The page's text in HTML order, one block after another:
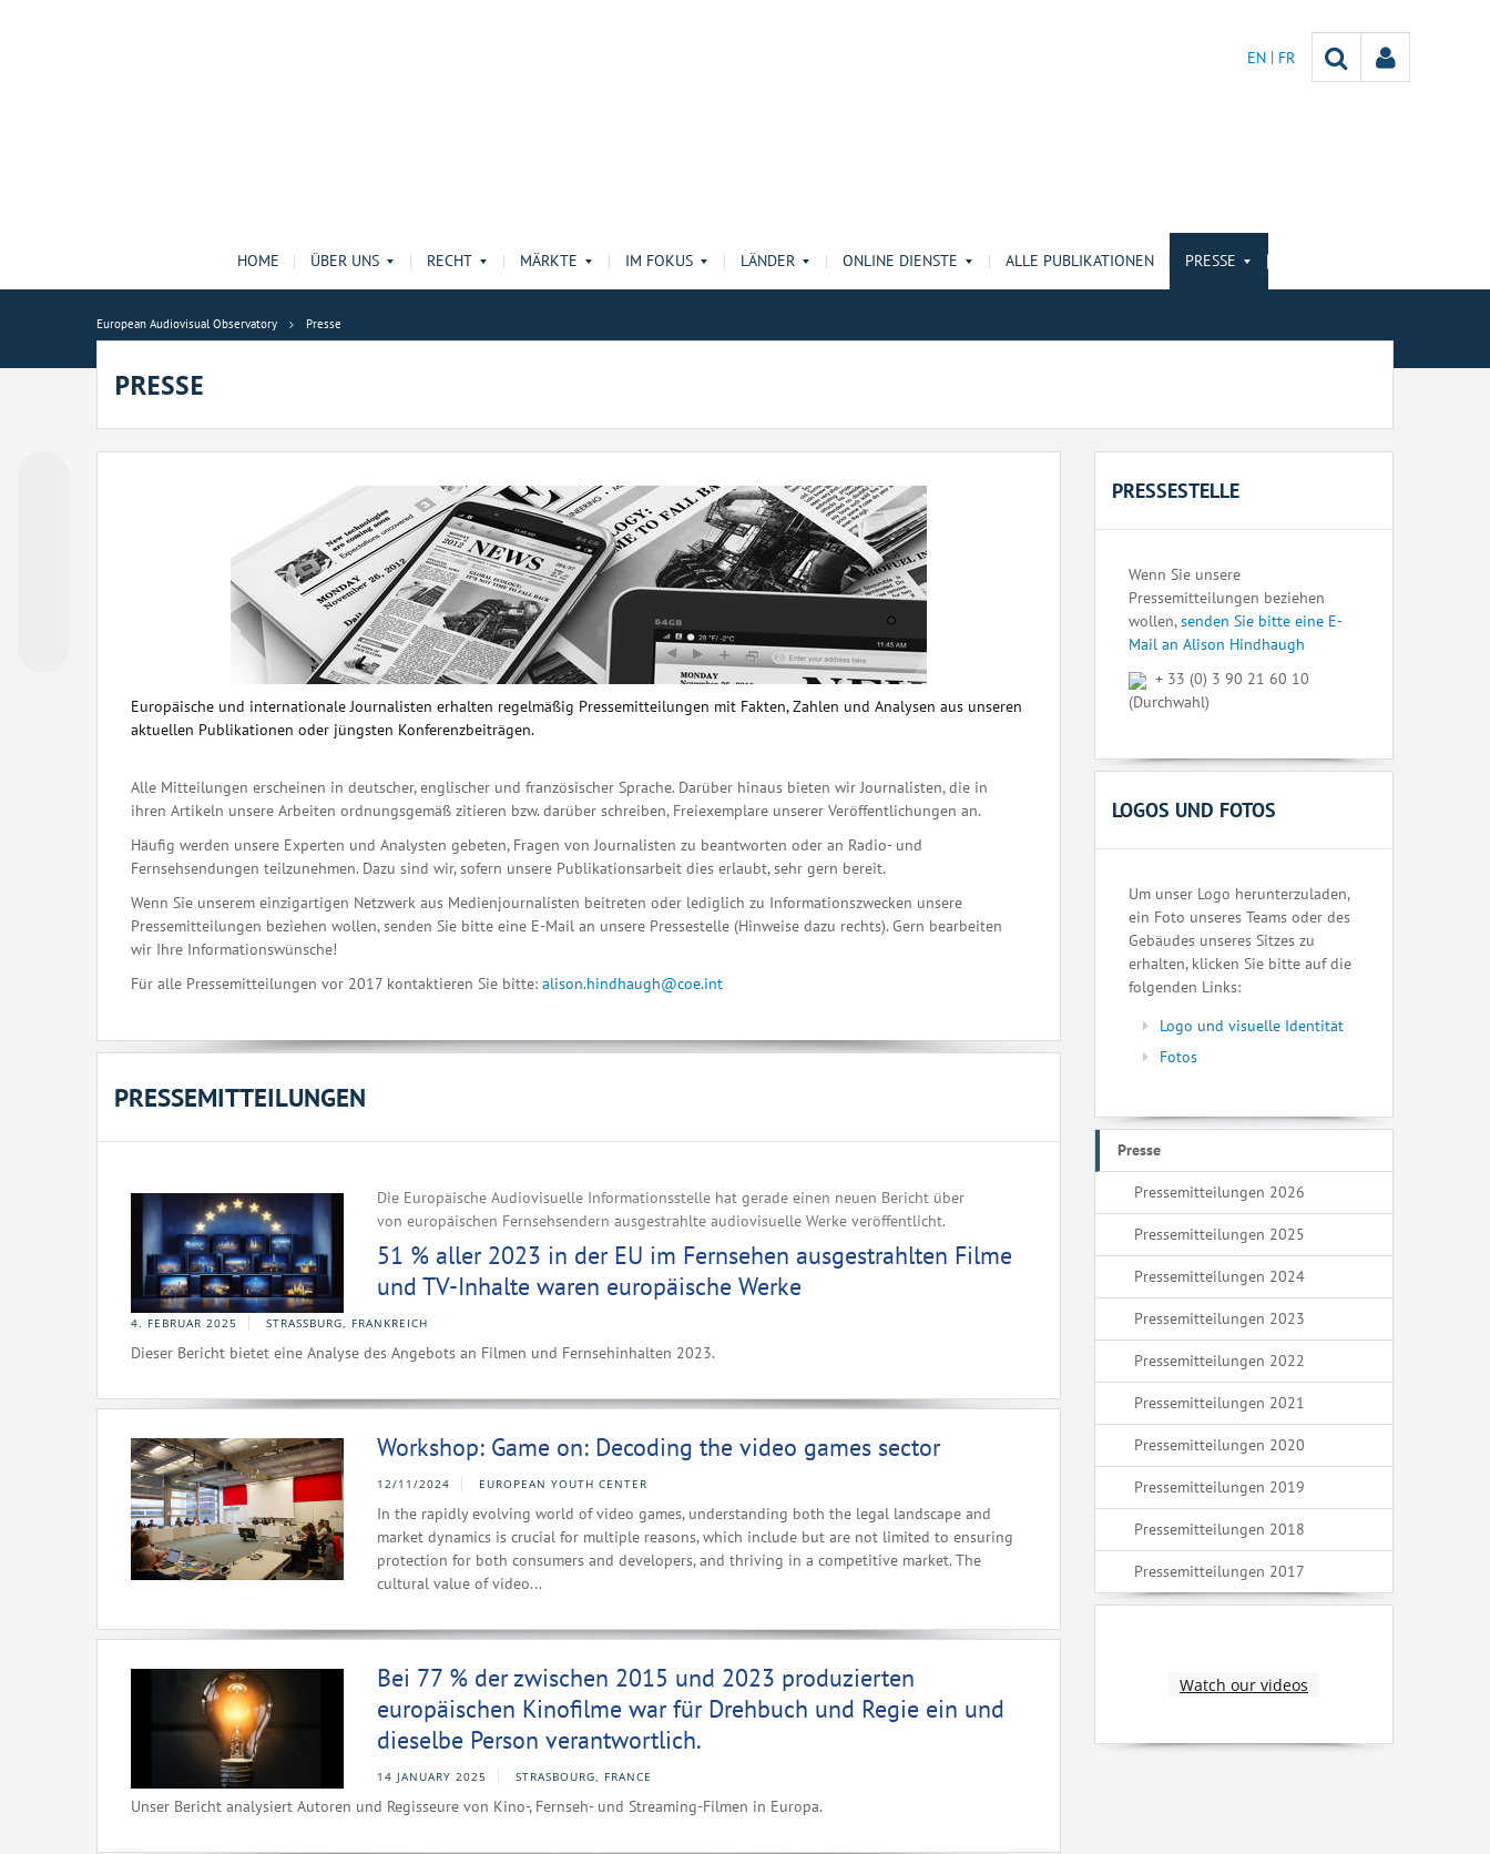
EN FR
HOME ÜBER UNS RECHT MÄRKTE IM FOKUS LÄNDER ONLINE DIENSTE ALLE PUBLIKATIONEN PRESSE
European Audiovisual Observatory Presse
PRESSE
Europäische und internationale Journalisten erhalten regelmäßig Pressemitteilungen mit Fakten, Zahlen und Analysen aus unseren
aktuellen Publikationen oder jüngsten Konferenzbeiträgen.
Alle Mitteilungen erscheinen in deutscher, englischer und französischer Sprache. Darüber hinaus bieten wir Journalisten, die in
ihren Artikeln unsere Arbeiten ordnungsgemäß zitieren bzw. darüber schreiben, Freiexemplare unserer Veröffentlichungen an.
Häufig werden unsere Experten und Analysten gebeten, Fragen von Journalisten zu beantworten oder an Radio- und
Fernsehsendungen teilzunehmen. Dazu sind wir, sofern unsere Publikationsarbeit dies erlaubt, sehr gern bereit.
Wenn Sie unserem einzigartigen Netzwerk aus Medienjournalisten beitreten oder lediglich zu Informationszwecken unsere
Pressemitteilungen beziehen wollen, senden Sie bitte eine E-Mail an unsere Pressestelle (Hinweise dazu rechts). Gern bearbeiten
wir Ihre Informationswünsche!
Für alle Pressemitteilungen vor 2017 kontaktieren Sie bitte: alison.hindhaugh@coe.int
PRESSEMITTEILUNGEN
Die Europäische Audiovisuelle Informationsstelle hat gerade einen neuen Bericht über
von europäischen Fernsehsendern ausgestrahlte audiovisuelle Werke veröffentlicht.
51 % aller 2023 in der EU im Fernsehen ausgestrahlten Filme
und TV-Inhalte waren europäische Werke
4. FEBRUAR 2025 STRASSBURG, FRANKREICH
Dieser Bericht bietet eine Analyse des Angebots an Filmen und Fernsehinhalten 2023.
Workshop: Game on: Decoding the video games sector
12/11/2024 EUROPEAN YOUTH CENTER
In the rapidly evolving world of video games, understanding both the legal landscape and
market dynamics is crucial for multiple reasons, which include but are not limited to ensuring
protection for both consumers and developers, and thriving in a competitive market. The
cultural value of video...
Bei 77 % der zwischen 2015 und 2023 produzierten
europäischen Kinofilme war für Drehbuch und Regie ein und
dieselbe Person verantwortlich.
14 JANUARY 2025 STRASBOURG, FRANCE
Unser Bericht analysiert Autoren und Regisseure von Kino-, Fernseh- und Streaming-Filmen in Europa.
PRESSESTELLE
Wenn Sie unsere
Pressemitteilungen beziehen
wollen,senden Sie bitte eine E-
Mail an Alison Hindhaugh
+ 33 (0) 3 90 21 60 10
(Durchwahl)
LOGOS UND FOTOS
Um unser Logo herunterzuladen,
ein Foto unseres Teams oder des
Gebäudes unseres Sitzes zu
erhalten, klicken Sie bitte auf die
folgenden Links:
Logo und visuelle Identität
Fotos
Presse
Pressemitteilungen 2026
Pressemitteilungen 2025
Pressemitteilungen 2024
Pressemitteilungen 2023
Pressemitteilungen 2022
Pressemitteilungen 2021
Pressemitteilungen 2020
Pressemitteilungen 2019
Pressemitteilungen 2018
Pressemitteilungen 2017
Watch our videos